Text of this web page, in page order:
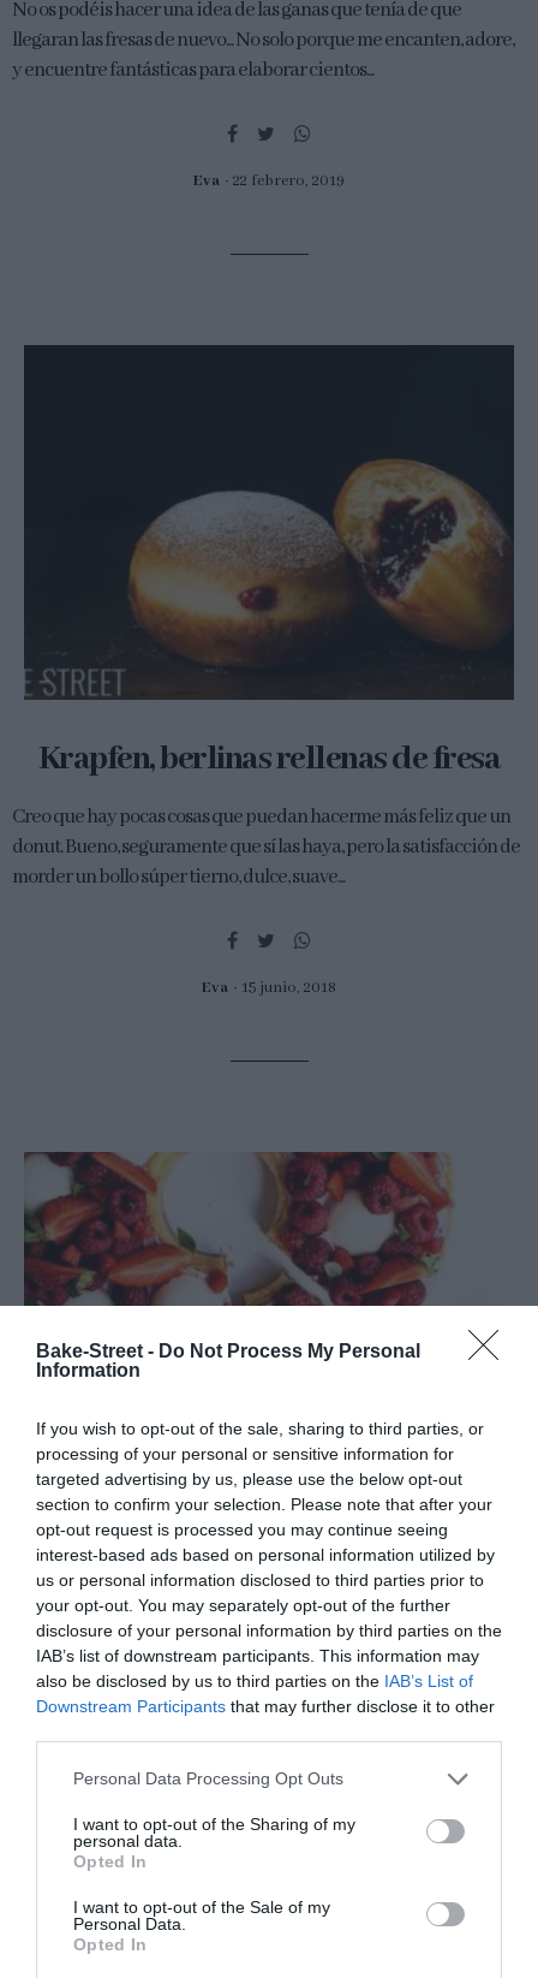
Bake-Street - Do Not Process My Personal
Information
If you wish to opt-out of the sale, sharing to third parties, or
processing of your personal or sensitive information for
targeted advertising by us, please use the below opt-out
section to confirm your selection. Please note that after your
opt-out request is processed you may continue seeing
interest-based ads based on personal information utilized by
us or personal information disclosed to third parties prior to
your opt-out. You may separately opt-out of the further
disclosure of your personal information by third parties on the
IAB’s list of downstream participants. This information may
also be disclosed by us to third parties on the IAB’s List of
Downstream Participants that may further disclose it to other
Please note that this website/app uses one or more Google
not limited to your visit or usage behaviour. You may click to
grant or deny consent to Google and its third-party tags to
use your data for below specified purposes in below Google
consent section.
Personal Data Processing Opt Outs
I want to opt-out of the Sharing of my
personal data.
Opted In
I want to opt-out of the Sale of my
Personal Data.
Opted In
No os podéis hacer una idea de las ganas que tenía de que
llegaran las fresas de nuevo... No solo porque me encanten, adore,
y encuentre fantásticas para elaborar cientos...
Eva 22 febrero, 2019
Krapfen, berlinas rellenas de fresa
Creo que hay pocas cosas que puedan hacerme más feliz que un
donut. Bueno, seguramente que sí las haya, pero la satisfacción de
morder un bollo súper tierno, dulce, suave...
Eva 15 junio, 2018
Tarta de frambuesa, fresa y crema de
almendra
Como podéis ver, estoy en modo tartas otra vez. Creo que en
cuanto salen los primeros rayos de sol, se despierta una necesidad
imperiosa en mi de preparar recetas elaboradas...
Eva 13 junio, 2018